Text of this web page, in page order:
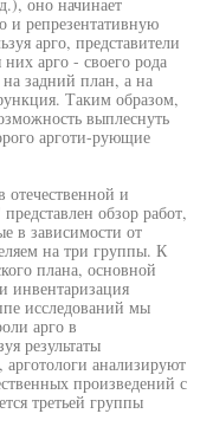
и репрезентативную
арго, представители
арго - своего рода
задний план, а на
Таким образом,
выплеснуть
арготи-рующие
отечественной и
обзор работ,
в зависимости от
на три группы. К
плана, основной
инвентаризация
исследований мы
арго в
результаты
арготологи анализируют
произведений с
третьей группы